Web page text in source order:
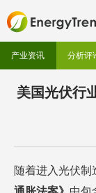
产业资讯 分析评
美国光伏行
随着进入光伏制